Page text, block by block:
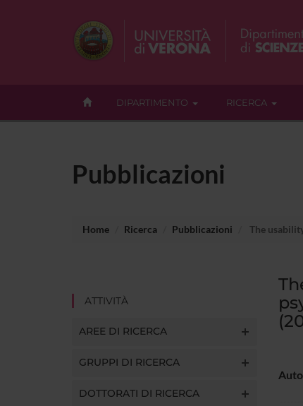
DIPARTIMENTO RICERCA
Pubblicazioni
Home Ricerca Pubblicazioni The
ATTIVITÀ
AREE DI RICERCA
GRUPPI DI RICERCA
DOTTORATI DI RICERCA